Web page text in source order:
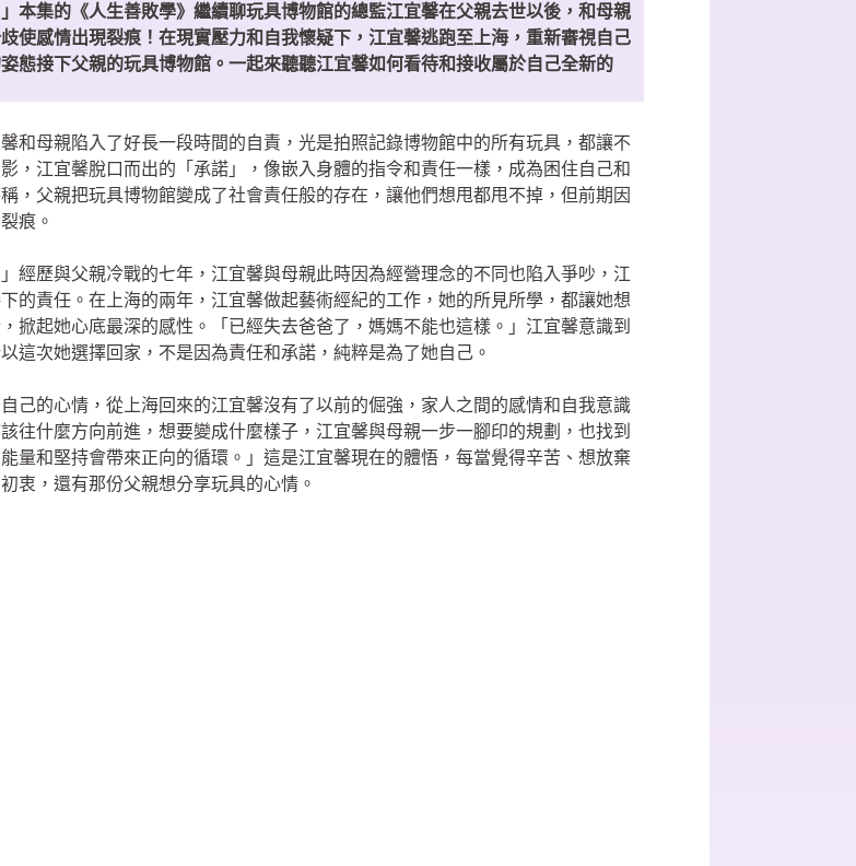
本集的《人生善敗學》繼續聊玩具博物館的總監江宜馨在父親去世以後，和母親
使感情出現裂痕！在現實壓力和自我懷疑下，江宜馨逃跑至上海，重新審視自己
態接下父親的玩具博物館。一起來聽聽江宜馨如何看待和接收屬於自己全新的
和母親陷入了好長一段時間的自責，光是拍照記錄博物館中的所有玩具，都讓不
，江宜馨脫口而出的「承諾」，像嵌入身體的指令和責任一樣，成為困住自己和
，父親把玩具博物館變成了社會責任般的存在，讓他們想甩都甩不掉，但前期因
痕。
經歷與父親冷戰的七年，江宜馨與母親此時因為經營理念的不同也陷入爭吵，江
的責任。在上海的兩年，江宜馨做起藝術經紀的工作，她的所見所學，都讓她想
掀起她心底最深的感性。「已經失去爸爸了，媽媽不能也這樣。」江宜馨意識到
這次她選擇回家，不是因為責任和承諾，純粹是為了她自己。
己的心情，從上海回來的江宜馨沒有了以前的倔強，家人之間的感情和自我意識
往什麼方向前進，想要變成什麼樣子，江宜馨與母親一步一腳印的規劃，也找到
量和堅持會帶來正向的循環。」這是江宜馨現在的體悟，每當覺得辛苦、想放棄
衷，還有那份父親想分享玩具的心情。